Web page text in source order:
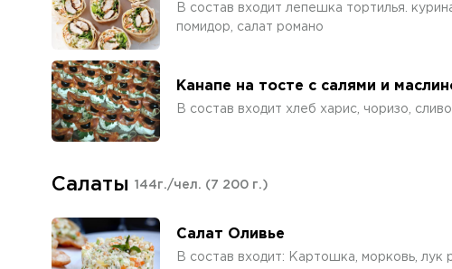
В состав входит лепешка тортилья.
помидор, салат романо
Канапе на тосте с салями и
В состав входит хлеб харис, чоризо,
Салаты 144г./чел. (7 200 г.)
Салат Оливье
В состав входит: Картошка, морковь, лук